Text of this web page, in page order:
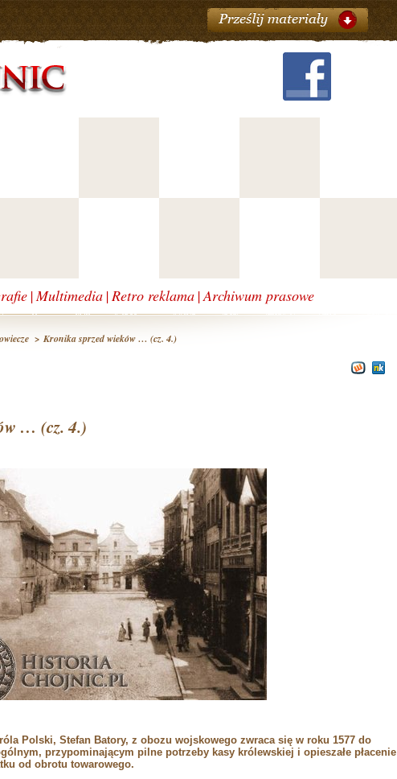
|Multimedia |Retro reklama |Archiwum prasowe
> Kronika sprzed wieków … (cz. 4.)
… (cz. 4.)
Polski, Stefan Batory, z obozu wojskowego zwraca się w roku 1577 do
przypominającym pilne potrzeby kasy królewskiej i opieszałe płacenie
od obrotu towarowego.